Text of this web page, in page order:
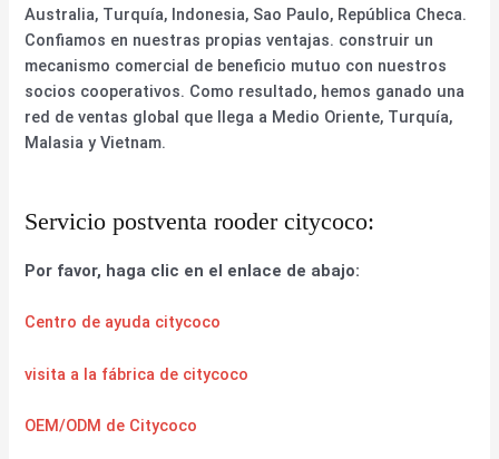
Australia, Turquía, Indonesia, Sao Paulo, República Checa.
Confiamos en nuestras propias ventajas. construir un
mecanismo comercial de beneficio mutuo con nuestros
socios cooperativos. Como resultado, hemos ganado una
red de ventas global que llega a Medio Oriente, Turquía,
Malasia y Vietnam.
Servicio postventa rooder citycoco:
Por favor, haga clic en el enlace de abajo:
Centro de ayuda citycoco
visita a la fábrica de citycoco
OEM/ODM de Citycoco